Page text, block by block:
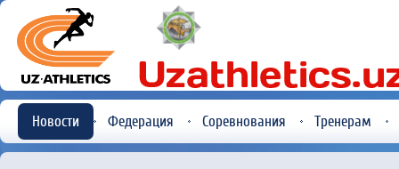
Новости Федерация Соревнования Тренерам